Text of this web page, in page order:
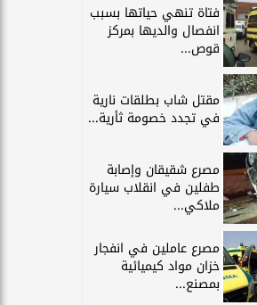
فتاة تنهي حياتها بسبب
انفصال والديها بمركز
قوص...
مقتل شاب بطلقات نارية
في تجدد خصومة ثأرية...
مصرع شقيقان وإصابة
طفلين في انقلاب سيارة
ملاكي...
مصرع عاملين في انفجار
خزان مواد كيميائية
بمصنع...